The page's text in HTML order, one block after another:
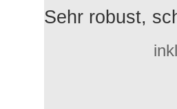
Sehr robust,